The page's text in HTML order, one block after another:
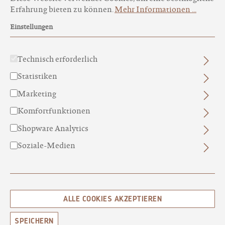
sich die Kleinsten rundum wohl in ihrer Haut!
Erfahrung bieten zu können.Mehr Informationen ...
Einstellungen
Technisch erforderlich
Statistiken
Marketing
Komfortfunktionen
Shopware Analytics
Soziale-Medien
ALLE COOKIES AKZEPTIEREN
SPEICHERN